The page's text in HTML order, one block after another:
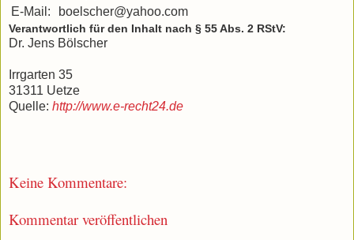
E-Mail:
boelscher@yahoo.com
Verantwortlich für den Inhalt nach § 55 Abs. 2 RStV:
Dr. Jens Bölscher
Irrgarten 35
31311 Uetze
Quelle: http://www.e-recht24.de
Keine Kommentare:
Kommentar veröffentlichen